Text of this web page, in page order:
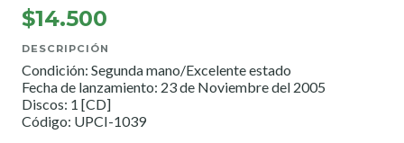
$14.500
DESCRIPCIÓN
Condición: Segunda mano/Excelente estado
Fecha de lanzamiento: 23 de Noviembre del 2005
Discos: 1 [CD]
Código: UPCI-1039